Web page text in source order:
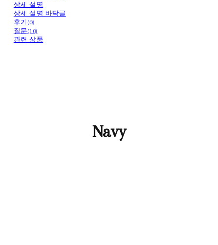
상세 설명
상세 설명 바닥글
후기(0)
질문(10)
관련 상품
Navy